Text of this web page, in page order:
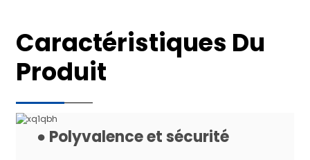
Caractéristiques Du
Produit
● Polyvalence et sécurité
Utiliser
Pour le système de distribution des
Chine